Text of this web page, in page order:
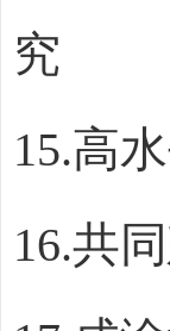
究
15.高
16.共